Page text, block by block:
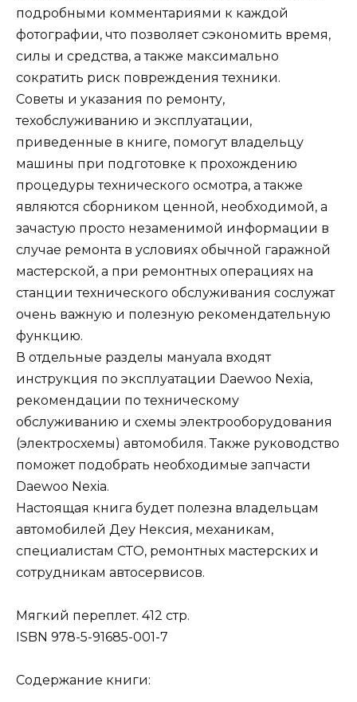
подробными комментариями к каждой
фотографии, что позволяет сэкономить время,
силы и средства, а также максимально
сократить риск повреждения техники.
Советы и указания по ремонту,
техобслуживанию и эксплуатации,
приведенные в книге, помогут владельцу
машины при подготовке к прохождению
процедуры технического осмотра, а также
являются сборником ценной, необходимой, а
зачастую просто незаменимой информации в
случае ремонта в условиях обычной гаражной
мастерской, а при ремонтных операциях на
станции технического обслуживания сослужат
очень важную и полезную рекомендательную
функцию.
В отдельные разделы мануала входят
инструкция по эксплуатации Daewoo Nexia,
рекомендации по техническому
обслуживанию и схемы электрооборудования
(электросхемы) автомобиля. Также руководство
поможет подобрать необходимые запчасти
Daewoo Nexia.
Настоящая книга будет полезна владельцам
автомобилей Деу Нексия, механикам,
специалистам СТО, ремонтных мастерских и
сотрудникам автосервисов.
Мягкий переплет. 412 стр.
ISBN 978-5-91685-001-7
Содержание книги: